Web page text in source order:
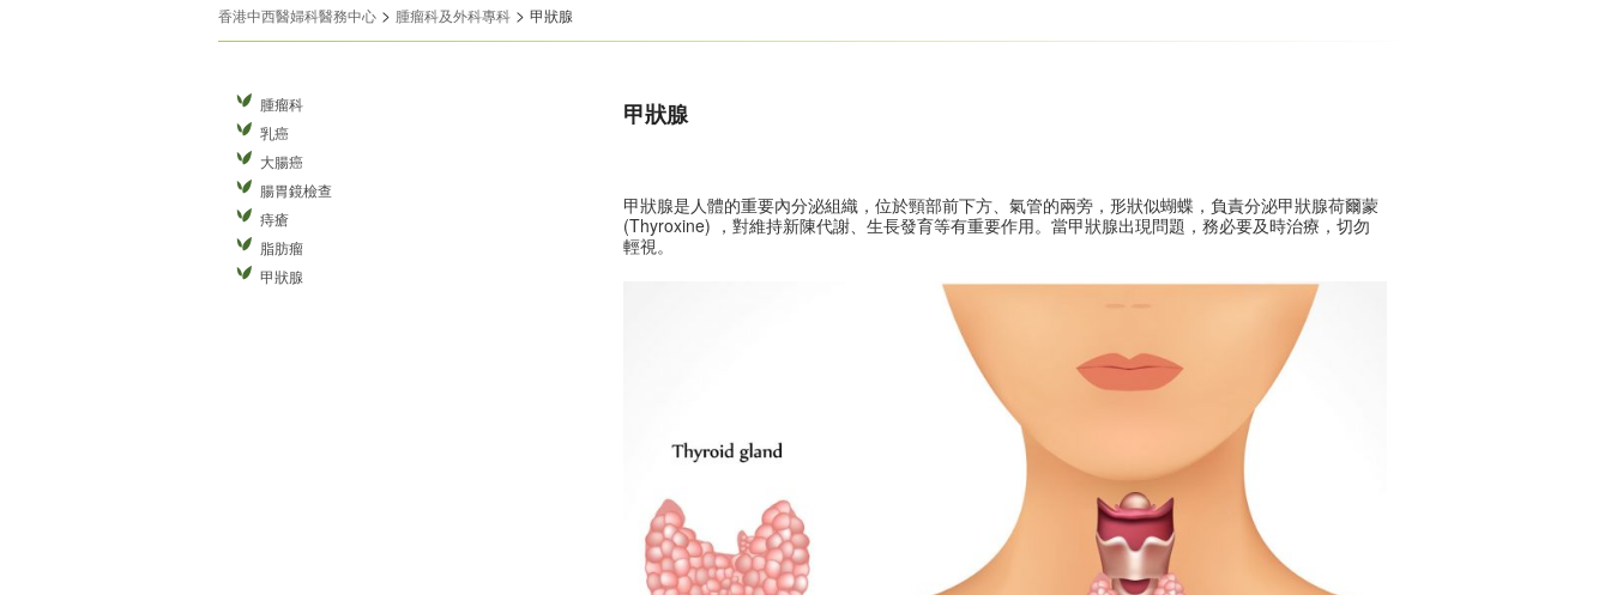
香港中西醫婦科醫務中心 > 腫瘤科及外科專科 > 甲狀腺
腫瘤科
乳癌
大腸癌
腸胃鏡檢查
痔瘡
脂肪瘤
甲狀腺
甲狀腺
甲狀腺是人體的重要內分泌組織，位於頸部前下方、氣管的兩旁，形狀似蝴蝶，負責分泌甲狀腺荷爾蒙
(Thyroxine) ，對維持新陳代謝、生長發育等有重要作用。當甲狀腺出現問題，務必要及時治療，切勿
輕視。